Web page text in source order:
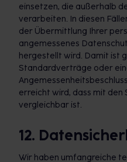
einsetzen, die außerhalb
verarbeiten. In diesen
der Übermittlung Ihrer
angemessenes
hergestellt wird. Damit ist
Standardverträge oder
erreicht wird, dass mit den
vergleichbar ist.
12.
Wir haben umfangreiche